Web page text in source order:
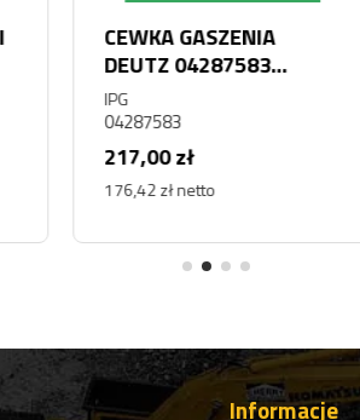
CEWKA GASZENIA
DEUTZ 04287583
04272956 04270581
04103812
IPG
04287583
217,00 zł
176,42 zł netto
Informacje